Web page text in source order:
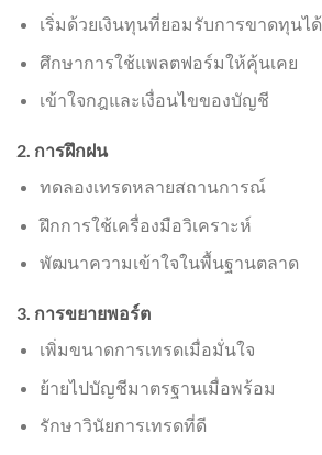
เริ่มด้วยเงินทุนที่ยอมรับการขาดทุนได้
ศึกษาการใช้แพลตฟอร์มให้คุ้นเคย
เข้าใจกฎและเงื่อนไขของบัญชี
2. การฝึกฝน
ทดลองเทรดหลายสถานการณ์
ฝึกการใช้เครื่องมือวิเคราะห์
พัฒนาความเข้าใจในพื้นฐานตลาด
3. การขยายพอร์ต
เพิ่มขนาดการเทรดเมื่อมั่นใจ
ย้ายไปบัญชีมาตรฐานเมื่อพร้อม
รักษาวินัยการเทรดที่ดี